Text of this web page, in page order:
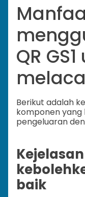
QR
Berikut adalah
komponen
pengeluaran
baik